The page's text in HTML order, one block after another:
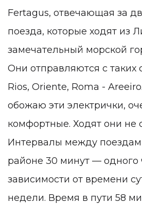
Fertagus, отвечающая за
поезда, которые ходят из
замечательный морской
Они отправляются с таких
Rios, Oriente, Roma -
обожаю эти электрички,
комфортные. Ходят они не
Интервалы между
районе 30 минут — одного
зависимости от времени
недели. Время в пути 58